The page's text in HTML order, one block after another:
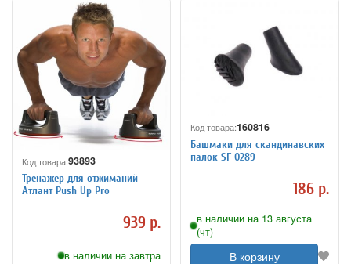
Код товара:93893
Тренажер для отжиманий
Атлант Push Up Pro
939 р.
в наличии на завтра
Код товара:160816
Башмаки для скандинавских
палок SF 0289
186 р.
в наличии на 13 августа
(чт)
В корзину